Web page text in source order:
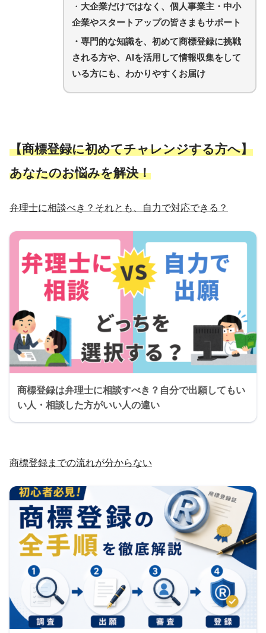
・ 大企業だけではなく、個人事業主・中小
企業やスタートアップの皆さまもサポート
・専門的な知識を、初めて商標登録に挑戦
される方や、AIを活用して情報収集をして
いる方にも、わかりやすくお届け
【商標登録に初めてチャレンジする方へ】
あなたのお悩みを解決！
弁理士に相談べき？それとも、自力で対応できる？
商標登録は弁理士に相談すべき？自分で出願してもい
い人・相談した方がいい人の違い
商標登録までの流れが分からない